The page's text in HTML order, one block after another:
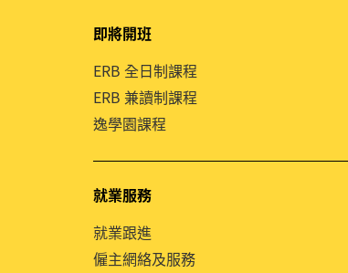
即將開班
ERB 全日制課程
ERB 兼讀制課程
逸學園課程
就業服務
就業跟進
僱主網絡及服務